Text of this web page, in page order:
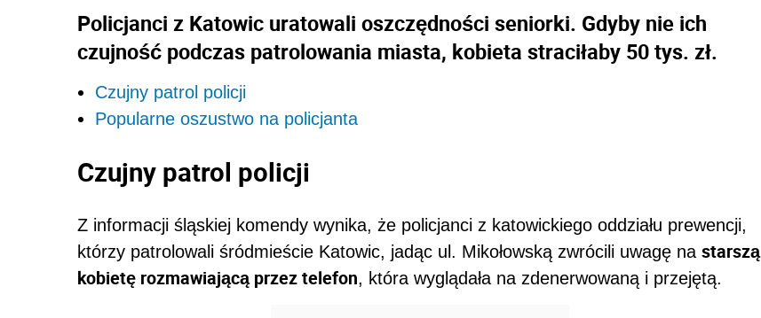
Policjanci z Katowic uratowali oszczędności seniorki. Gdyby nie ich
czujność podczas patrolowania miasta, kobieta straciłaby 50 tys. zł.
Czujny patrol policji
Popularne oszustwo na policjanta
Czujny patrol policji
Z informacji śląskiej komendy wynika, że policjanci z katowickiego oddziału prewencji,
którzy patrolowali śródmieście Katowic, jadąc ul. Mikołowską zwrócili uwagę na starszą
kobietę rozmawiającą przez telefon, która wyglądała na zdenerwowaną i przejętą.